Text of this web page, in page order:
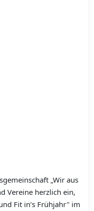
„Wir aus
Vereine herzlich ein,
Fit in’s Frühjahr" im